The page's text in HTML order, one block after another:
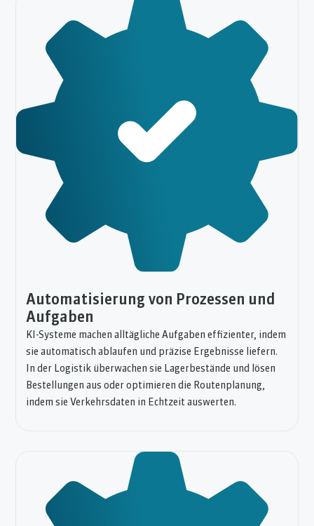
Automatisierung von Prozessen und
Aufgaben
KI-Systeme machen alltägliche Aufgaben effizienter, indem
sie automatisch ablaufen und präzise Ergebnisse liefern.
In der Logistik überwachen sie Lagerbestände und lösen
Bestellungen aus oder optimieren die Routenplanung,
indem sie Verkehrsdaten in Echtzeit auswerten.